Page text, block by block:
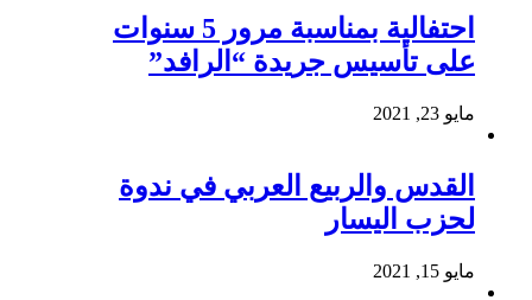
احتفالية بمناسبة مرور 5 سنوات
على تأسيس جريدة “الرافد”
مايو 23, 2021
القدس والربيع العربي في ندوة
لحزب اليسار
مايو 15, 2021